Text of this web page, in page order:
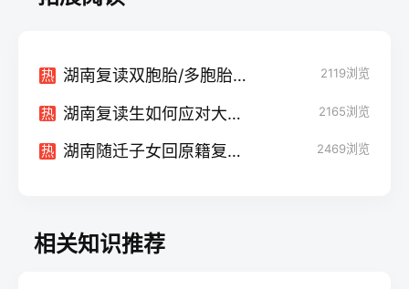
热 湖南复读双胞胎/多胞胎家庭经验：同步备考与独立成长 2119浏览
热 湖南复读生如何应对大学同学“年龄差”带来的尴尬？ 2165浏览
热 湖南随迁子女回原籍复读政策详解及学籍操作指南 2469浏览
相关知识推荐